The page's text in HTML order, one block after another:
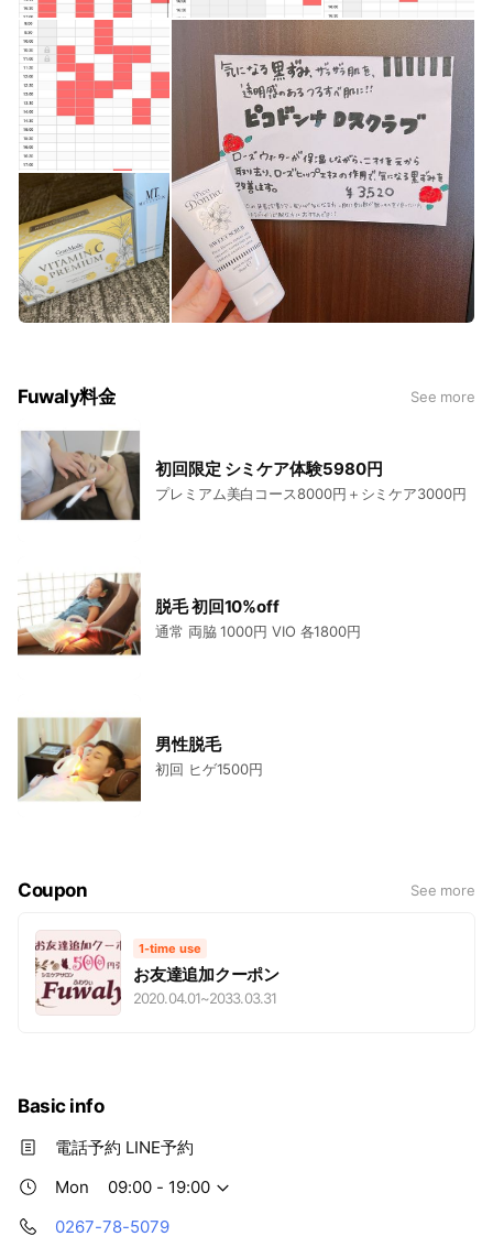
Fuwaly料金 See more
初回限定 シミケア体験5980円
プレミアム美白コース8000円＋シミケア3000円
脱毛 初回10%off
通常 両脇 1000円 VIO 各1800円
男性脱毛
初回 ヒゲ1500円
Coupon See more
1-time use
お友達追加クーポン
2020.04.01~2033.03.31
Basic info
電話予約 LINE予約
Mon
09:00 - 19:00
0267-78-5079